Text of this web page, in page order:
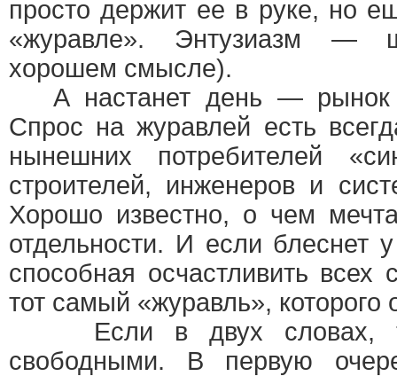
просто держит ее в руке, но
«журавле». Энтузиазм —
хорошем смысле).
А настанет день — рынок
Спрос на журавлей есть
нынешних потребителей
строителей, инженеров и
Хорошо известно, о чем
отдельности. И если блеснет
способная осчастливить всех
тот самый «журавль», которого
Если в двух словах,
свободными. В первую